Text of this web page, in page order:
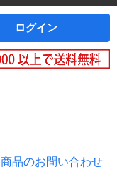
ログイン
商品のお問い合わせ